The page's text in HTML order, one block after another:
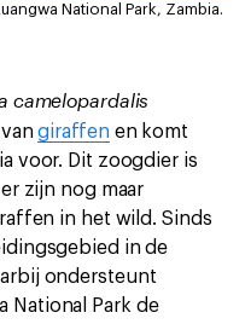
National Park, Zambia.
camelopardalis
vangiraffenen komt
voor. Dit zoogdier is
zijn nog maar
in het wild. Sinds
in de
ondersteunt
National Park de